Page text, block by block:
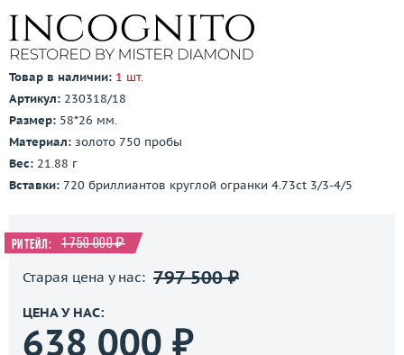
3D-тур по шоуруму
Товар в наличии: 1 шт.
Артикул: 230318/18
Размер: 58*26 мм.
Материал: золото 750 пробы
Вес: 21.88 г
Вставки: 720 бриллиантов круглой огранки 4.73ct 3/3-4/5
Ритейл: 1 750 000 ₽
Старая цена у нас: 797 500 ₽
ЦЕНА У НАС:
638 000 ₽